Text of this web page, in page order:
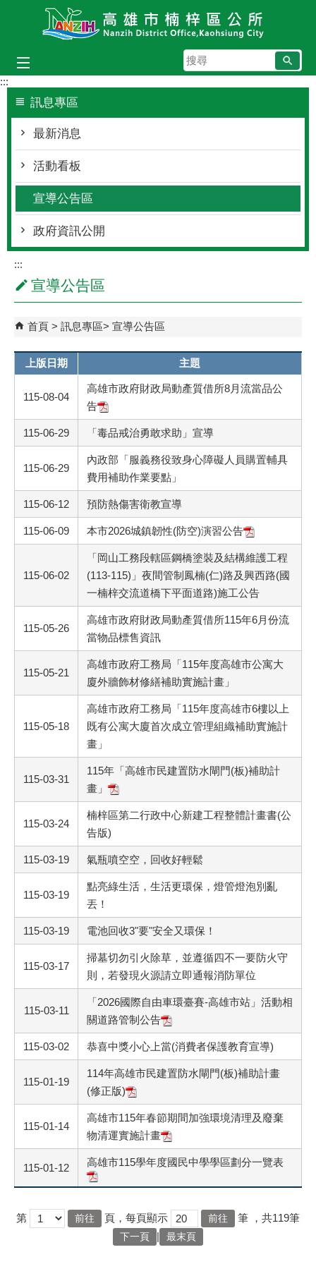
跳到主要內容區塊
搜
尋
:::
訊息專區
最新消息
活動看板
宣導公告區
政府資訊公開
:::
宣導公告區
首頁 訊息專區 宣導公告區
上版日期 主題
115-08-04
高雄市政府財政局動產質借所8月流當品公
告
115-06-29 「毒品戒治勇敢求助」宣導
115-06-29
內政部「服義務役致身心障礙人員購置輔具
費用補助作業要點」
115-06-12 預防熱傷害衛教宣導
115-06-09 本市2026城鎮韌性(防空)演習公告
115-06-02
「岡山工務段轄區鋼橋塗裝及結構維護工程
(113-115)」夜間管制鳳楠(仁)路及興西路(國
一楠梓交流道橋下平面道路)施工公告
115-05-26
高雄市政府財政局動產質借所115年6月份流
當物品標售資訊
115-05-21
高雄市政府工務局「115年度高雄市公寓大
廈外牆飾材修繕補助實施計畫」
115-05-18
高雄市政府工務局「115年度高雄市6樓以上
既有公寓大廈首次成立管理組織補助實施計
畫」
115-03-31
115年「高雄市民建置防水閘門(板)補助計
畫」
115-03-24
楠梓區第二行政中心新建工程整體計畫書(公
告版)
115-03-19 氣瓶噴空空，回收好輕鬆
115-03-19
點亮綠生活，生活更環保，燈管燈泡別亂
丟！
115-03-19 電池回收3"要"安全又環保！
115-03-17
掃墓切勿引火除草，並遵循四不一要防火守
則，若發現火源請立即通報消防單位
115-03-11
「2026國際自由車環臺賽-高雄市站」活動相
關道路管制公告
115-03-02 恭喜中獎小心上當(消費者保護教育宣導)
115-01-19
114年高雄市民建置防水閘門(板)補助計畫
(修正版)
115-01-14
高雄市115年春節期間加強環境清理及廢棄
物清運實施計畫
115-01-12 高雄市115學年度國民中學學區劃分一覽表
第 頁，每頁顯示 筆 ，共119筆
下一頁 | 最末頁